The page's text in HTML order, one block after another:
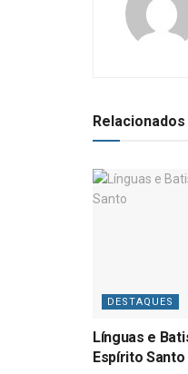
Relacionados
DESTAQUES
Línguas e
Espírito Santo